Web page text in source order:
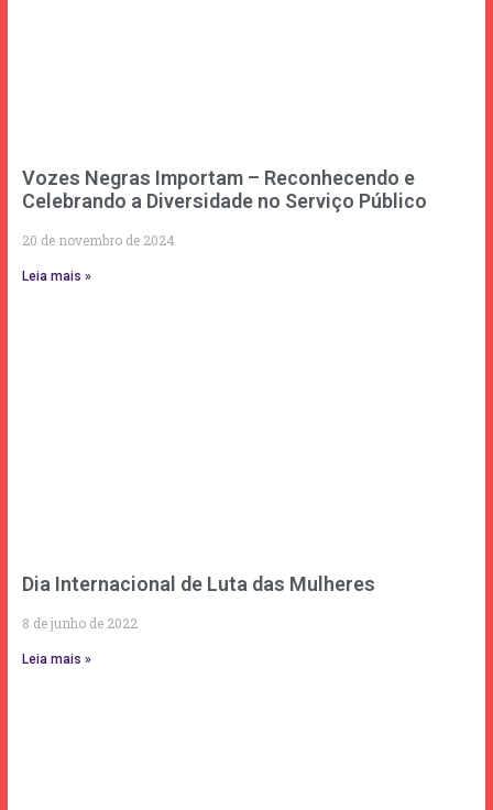
Vozes Negras Importam – Reconhecendo e
Celebrando a Diversidade no Serviço Público
20 de novembro de 2024
Leia mais »
Dia Internacional de Luta das Mulheres
8 de junho de 2022
Leia mais »